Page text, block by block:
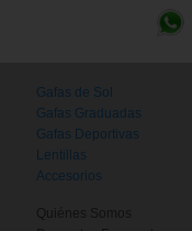
Gafas de Sol
Gafas Graduadas
Gafas Deportivas
Lentillas
Accesorios
Quiénes Somos